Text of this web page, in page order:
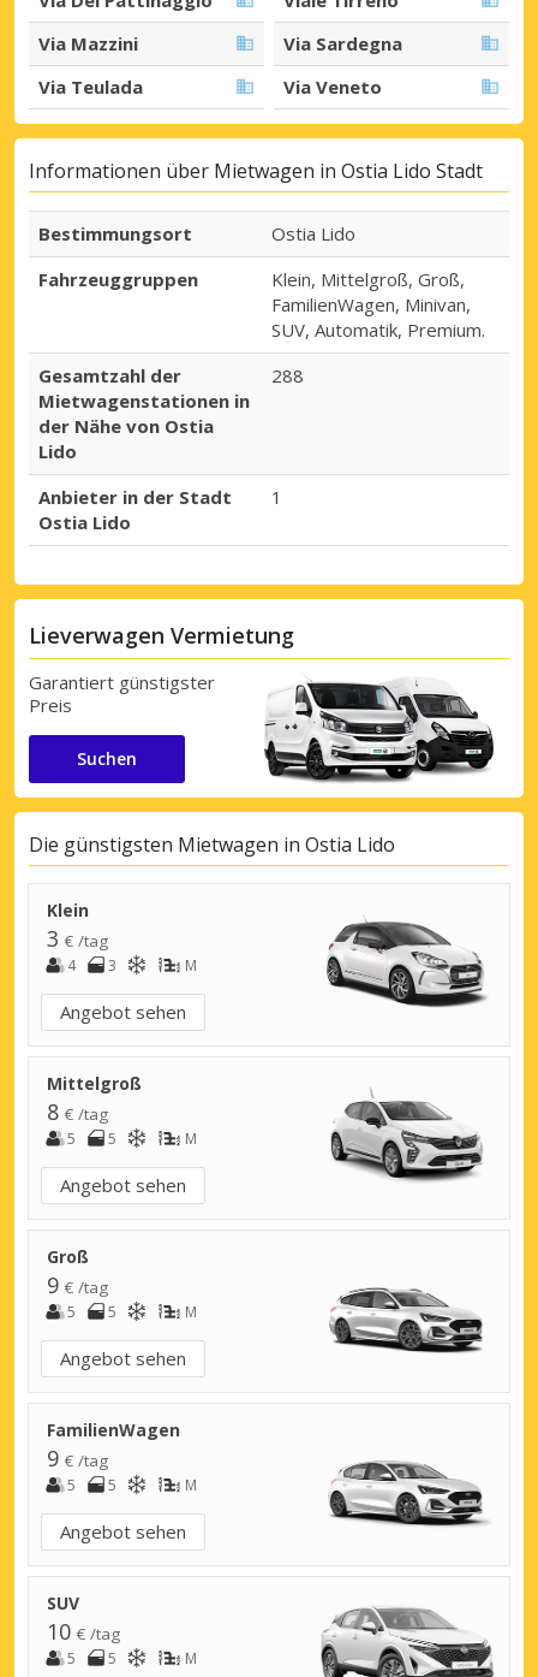
Via Mazzini
Via Sardegna
Via Teulada
Via Veneto
Informationen über Mietwagen in Ostia Lido Stadt
Bestimmungsort
Ostia Lido
Fahrzeuggruppen
Klein, Mittelgroß, Groß,
FamilienWagen, Minivan,
SUV, Automatik, Premium.
Gesamtzahl der
Mietwagenstationen in
der Nähe von Ostia
Lido
288
Anbieter in der Stadt
Ostia Lido
1
Lieverwagen Vermietung
Garantiert günstigster
Preis
Suchen
Die günstigsten Mietwagen in Ostia Lido
Klein
3 € /tag
Mittelgroß
8 € /tag
Groß
9 € /tag
FamilienWagen
9 € /tag
SUV
10 € /tag
4 3 M
Angebot sehen
5 5 M
Angebot sehen
5 5 M
Angebot sehen
5 5 M
Angebot sehen
5 5 M